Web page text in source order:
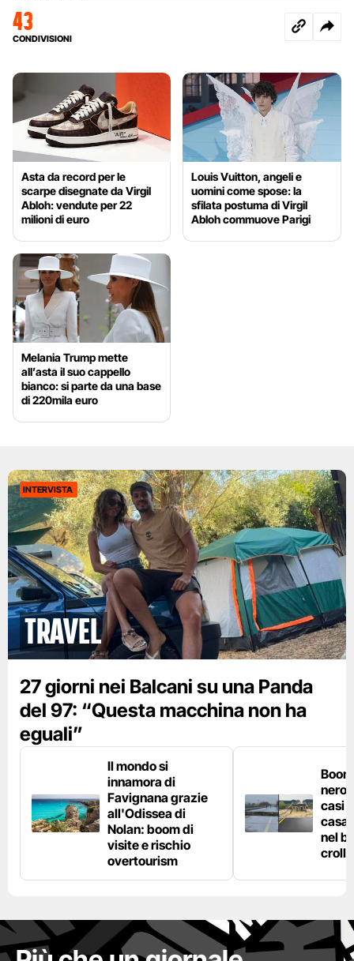
43
CONDIVISIONI
Asta da record per le
scarpe disegnate da Virgil
Abloh: vendute per 22
milioni di euro
Louis Vuitton, angeli e
uomini come spose: la
sfilata postuma di Virgil
Abloh commuove Parigi
Melania Trump mette
all’asta il suo cappello
bianco: si parte da una base
di 220mila euro
INTERVISTA
Travel
27 giorni nei Balcani su una Panda
del 97: “Questa macchina non ha
eguali”
Il mondo si
innamora di
Favignana grazie
all'Odissea di
Nolan: boom di
visite e rischio
overtourism
nero
casi
casa
nel